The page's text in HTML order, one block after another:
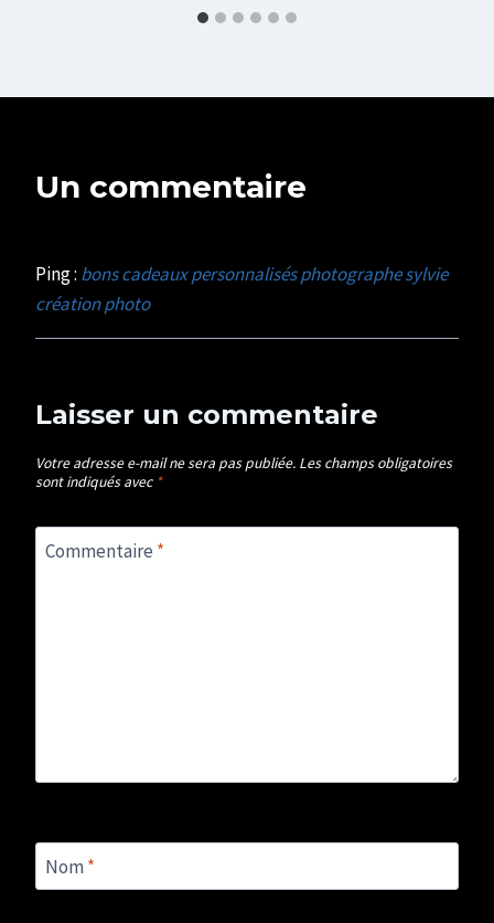
Un commentaire
Ping : bons cadeaux personnalisés photographe sylvie
création photo
Laisser un commentaire
Votre adresse e-mail ne sera pas publiée. Les champs obligatoires
sont indiqués avec *
Commentaire *
Nom *